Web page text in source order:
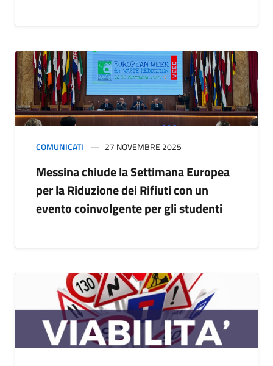
COMUNICATI 27 NOVEMBRE 2025
Messina chiude la Settimana Europea
per la Riduzione dei Rifiuti con un
evento coinvolgente per gli studenti